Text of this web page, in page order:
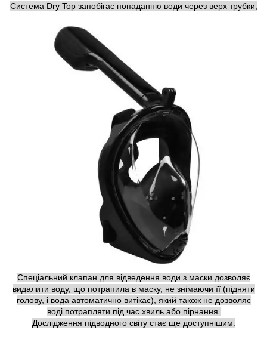
Система Dry Top запобігає попаданню води через верх трубки;
Спеціальний клапан для відведення води з маски дозволяє
видалити воду, що потрапила в маску, не знімаючи її (підняти
голову, і вода автоматично витікає), який також не дозволяє
воді потрапляти під час хвиль або пірнання.
Дослідження підводного світу стає ще доступнішим.